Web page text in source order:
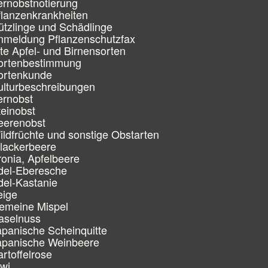
und Schädlinge
Pflanzenschutzfax
Apfel- und Birnensorten
und sonstige Obstarten
Apfelbeere
Eberesche
Kastanie
Mispel
Scheinquitte
Weinbeere